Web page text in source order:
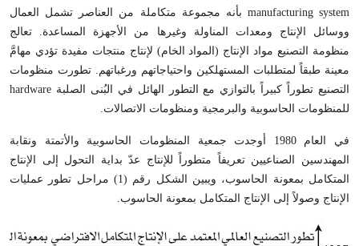
manufacturing system بأنه مجموعة متكاملة من العناصر تشمل العمال
ووسائل الإنتاج ومعدات المناولة وغيرها من الأجهزة المساعدة. تعالج
منظومة التصنيع مواد الإنتاج (المواد الخام) لإنتاج منتجات مفيدة تؤدي مهامَّ
معينة طبقاً لمتطلبات المستهلكين واحتياجاتهم ورغباتهم. تطورت منظومات
التصنيع تطوراً كبيراً بالتوازي مع التطور الهائل في البُنى الصلبة hardware
للمنظومات الحاسوبية والبرمجية ومنظومات الاتصالات.
في العام 1980 أوجدت جمعية المنظومات الحاسوبية والأتمتة ونقابة
المهندسين الصناعيين تعريفاً متطوراً للإنتاج عدّ بداية التحول إلى الإنتاج
المتكامل بمعونة الحاسوب، ويبين الشكل رقم (1) مراحل تطور عمليات
الإنتاج وصولاً إلى الإنتاج المتكامل بمعونة الحاسوب.